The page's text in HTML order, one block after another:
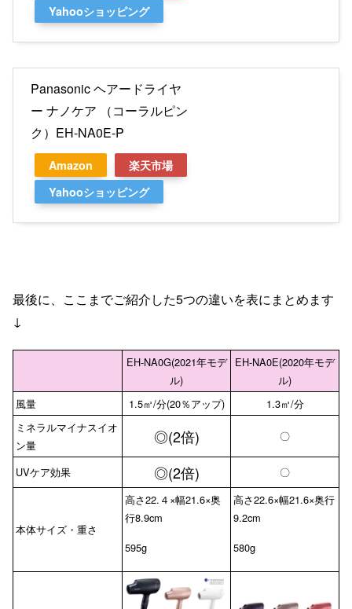
Yahooショッピング
Panasonic ヘアードライヤ
ー ナノケア （コーラルピン
ク）EH-NA0E-P
Amazon
楽天市場
Yahooショッピング
最後に、ここまでご紹介した5つの違いを表にまとめます
↓
EH-NA0G(2021年モデ
ル)
EH-NA0E(2020年モデ
ル)
風量
1.5㎥/分(20％アップ)
1.3㎥/分
ミネラルマイナスイオ
ン量
◎(2倍) 〇
UVケア効果 ◎(2倍) 〇
本体サイズ・重さ
高さ22.４×幅21.6×奥
行8.9cm
595g
高さ22.6×幅21.6×奥行
9.2cm
580g